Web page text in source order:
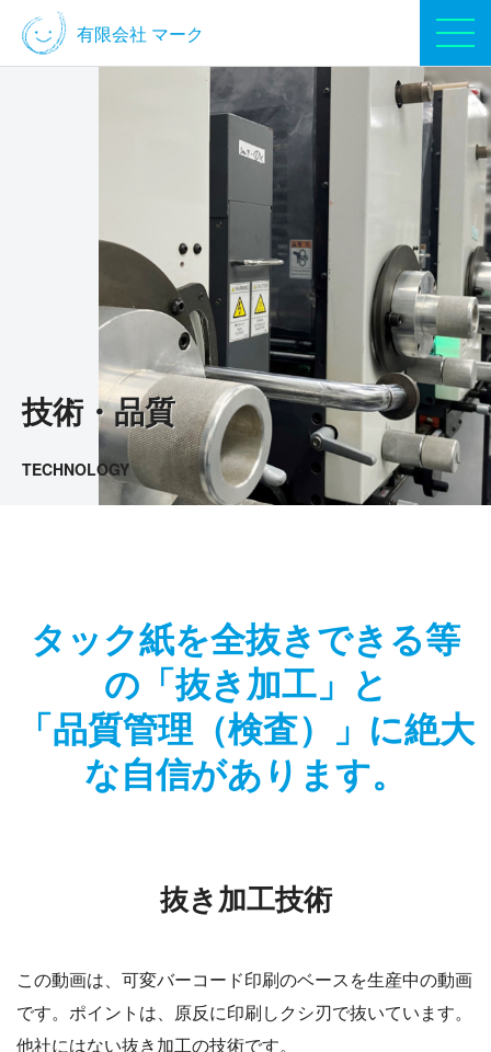
有限会社 マーク
技術・品質
TECHNOLOGY
タック紙を全抜きできる等
の「抜き加工」と
「品質管理（検査）」に絶大
な自信があります。
抜き加工技術
この動画は、可変バーコード印刷のベースを生産中の動画
です。ポイントは、原反に印刷しクシ刃で抜いています。
他社にはない抜き加工の技術です。